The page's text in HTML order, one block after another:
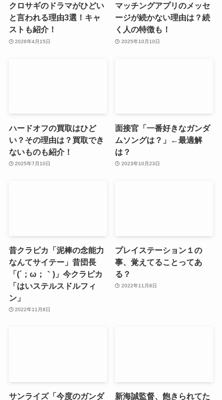
クロサギのドラマがひどい
と言われる理由3選！キャ
ストも紹介！
2026年4月15日
マッチングアプリのメッセ
ージが続かない理由は？続
く人の特徴も！
2025年10月10日
ハードオフの買取はひど
い？その理由は？買取でき
ないものも紹介！
2025年7月10日
面接官「一番好きなガンダ
ムソングは？」←最適解
は？
2023年10月23日
昔クラピカ「泥棒の念能力
なんてサイテー」昔団長
「(´；ω；｀)」今クラピカ
「はいステルスドルフィ
ン」
2022年11月8日
プレイステーション１の
事、覚えてることってあ
る？
2022年11月8日
サンライズ「今度のガンダ
新海誠監督、飽きられてた